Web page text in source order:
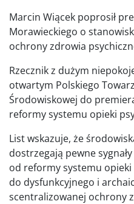
Marcin Wiącek poprosił
Morawieckiego o
ochrony zdrowia
Rzecznik z dużym
otwartym Polskiego
Środowiskowej do
reformy systemu opieki
List wskazuje, że
dostrzegają pewne
od reformy systemu
do dysfunkcyjnego i
scentralizowanej ochrony